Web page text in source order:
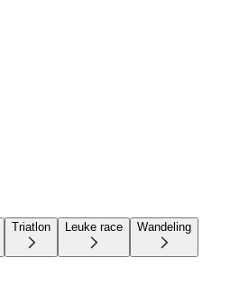
Triatlon Leuke race Wandeling